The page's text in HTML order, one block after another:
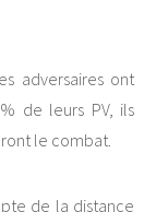
adversaires ont
de leurs PV, ils
le combat.
de la distance